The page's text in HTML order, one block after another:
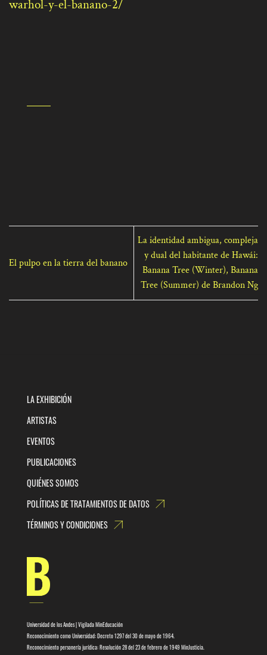
warhol-y-el-banano-2/
El pulpo en la tierra del banano
La identidad ambigua, compleja
y dual del habitante de Hawái:
Banana Tree (Winter), Banana
Tree (Summer) de Brandon Ng
LA EXHIBICIÓN
ARTISTAS
EVENTOS
PUBLICACIONES
QUIÉNES SOMOS
POLÍTICAS DE TRATAMIENTOS DE DATOS
TÉRMINOS Y CONDICIONES
Universidad de los Andes | Vigilada MinEducación
Reconocimiento como Universidad: Decreto 1297 del 30 de mayo de 1964.
Reconocimiento personería jurídica: Resolución 28 del 23 de febrero de 1949 MinJusticia.